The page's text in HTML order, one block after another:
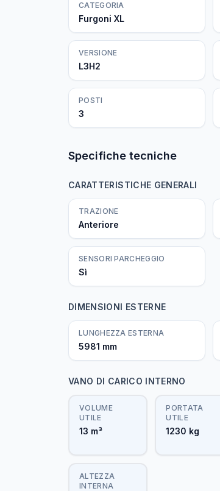
CATEGORIA
Furgoni XL
VERSIONE
L3H2
POSTI
3
Specifiche tecniche
CARATTERISTICHE GENERALI
TRAZIONE
Anteriore
SENSORI PARCHEGGIO
Sì
DIMENSIONI ESTERNE
LUNGHEZZA ESTERNA
5981 mm
VANO DI CARICO INTERNO
VOLUME
UTILE
13 m³
PORTATA
UTILE
1230 kg
ALTEZZA
INTERNA